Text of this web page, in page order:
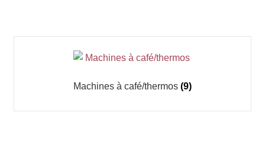
Machines à café/thermos (9)